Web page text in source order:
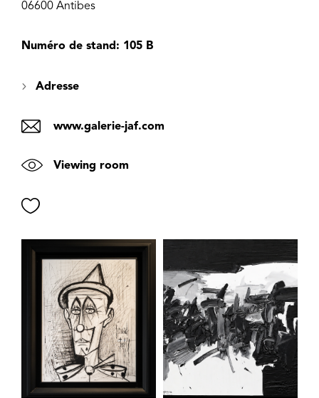
06600 Antibes
Viewing room
Adresse
www.galerie-jaf.com
Numéro de stand: 105 B
Favorite